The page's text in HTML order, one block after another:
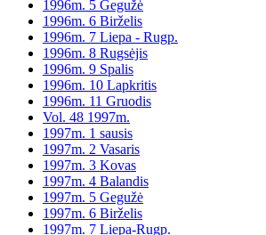
1996m. 5 Gegužė
1996m. 6 Birželis
1996m. 7 Liepa - Rugp.
1996m. 8 Rugsėjis
1996m. 9 Spalis
1996m. 10 Lapkritis
1996m. 11 Gruodis
Vol. 48 1997m.
1997m. 1 sausis
1997m. 2 Vasaris
1997m. 3 Kovas
1997m. 4 Balandis
1997m. 5 Gegužė
1997m. 6 Birželis
1997m. 7 Liepa-Rugp.